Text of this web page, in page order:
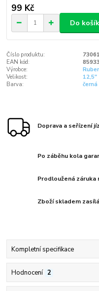
99 Kč
Do
Číslo produktu:
EAN kód:
Výrobce:
Velikost:
12,5"
Barva:
černá
Doprava a seřízení
Po záběhu kola
Prodloužená záruka
Zboží skladem
Kompletní specifikace
Hodnocení 2